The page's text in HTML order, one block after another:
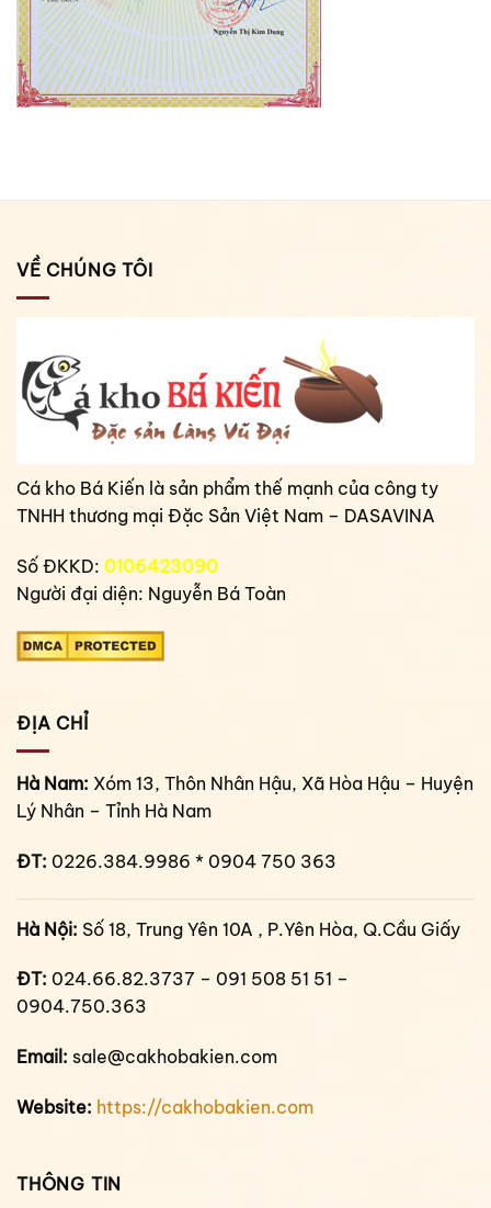
VỀ CHÚNG TÔI
Cá kho Bá Kiến là sản phẩm thế mạnh của công ty
TNHH thương mại Đặc Sản Việt Nam – DASAVINA
Số ĐKKD: 0106423090
Người đại diện: Nguyễn Bá Toàn
ĐỊA CHỈ
Hà Nam: Xóm 13, Thôn Nhân Hậu, Xã Hòa Hậu – Huyện
Lý Nhân – Tỉnh Hà Nam
ĐT: 0226.384.9986 * 0904 750 363
Hà Nội: Số 18, Trung Yên 10A , P.Yên Hòa, Q.Cầu Giấy
ĐT: 024.66.82.3737 – 091 508 51 51 –
0904.750.363
Email: sale@cakhobakien.com
Website: https://cakhobakien.com
THÔNG TIN